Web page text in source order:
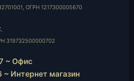
ОГРН 1217300005670
319732500000702
~ Офис
Интернет магазин